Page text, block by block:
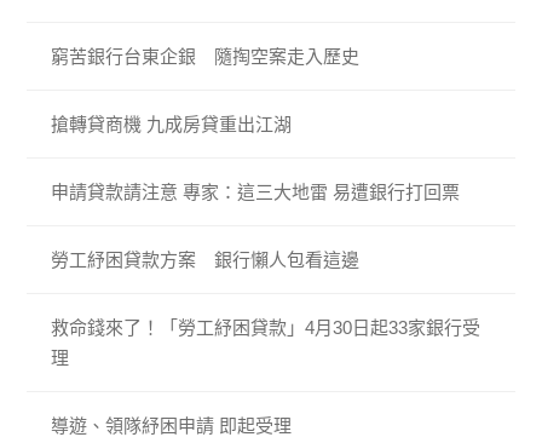
窮苦銀行台東企銀 隨掏空案走入歷史
搶轉貸商機 九成房貸重出江湖
申請貸款請注意 專家：這三大地雷 易遭銀行打回票
勞工紓困貸款方案 銀行懶人包看這邊
救命錢來了！「勞工紓困貸款」4月30日起33家銀行受
理
導遊、領隊紓困申請 即起受理